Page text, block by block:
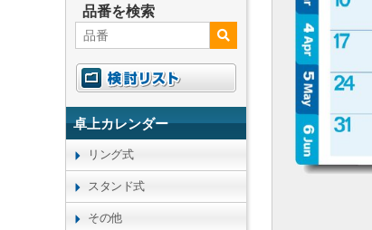
品番を検索
卓上カレンダー
リング式
スタンド式
その他